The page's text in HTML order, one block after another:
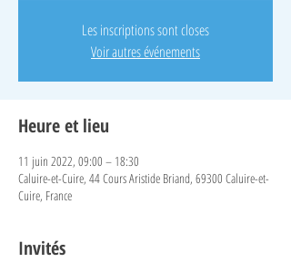
Les inscriptions sont closes
Voir autres événements
Heure et lieu
11 juin 2022, 09:00 – 18:30
Caluire-et-Cuire, 44 Cours Aristide Briand, 69300 Caluire-et-
Cuire, France
Invités